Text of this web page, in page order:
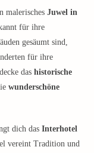
malerisches Juwel in
für ihre
gesäumt sind,
für ihre
das historische
wunderschöne
dich das Interhotel
vereint Tradition und